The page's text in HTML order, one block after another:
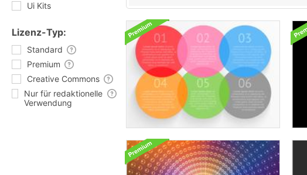
Ui Kits
Lizenz-Typ:
Standard
Premium
Creative Commons
Nur für redaktionelle
Verwendung